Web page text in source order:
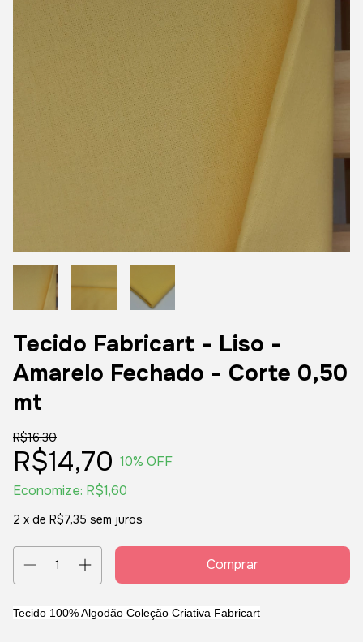
Tecido Fabricart - Liso -
Amarelo Fechado - Corte 0,50
mt
R$16,30
R$14,70 10% OFF
Economize: R$1,60
2 x de R$7,35 sem juros
Tecido 100% Algodão Coleção Criativa Fabricart